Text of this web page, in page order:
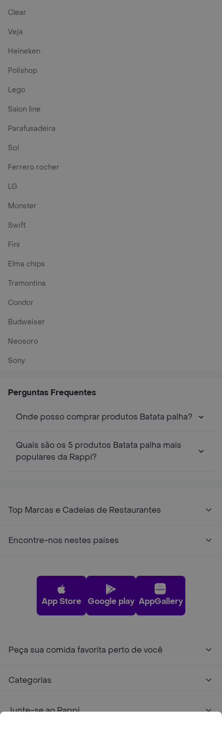
Clear
Veja
Heineken
Polishop
Lego
Salon line
Parafusadeira
Sol
Ferrero rocher
LG
Monster
Swift
Fini
Elma chips
Tramontina
Condor
Budweiser
Neosoro
Sony
Perguntas Frequentes
Onde posso comprar produtos Batata palha?
Quais são os 5 produtos Batata palha mais
populares da Rappi?
Top Marcas e Cadeias de Restaurantes
Encontre-nos nestes países
App Store Google play AppGallery
Peça sua comida favorita perto de você
Categorias
Junte-se ao Rappi